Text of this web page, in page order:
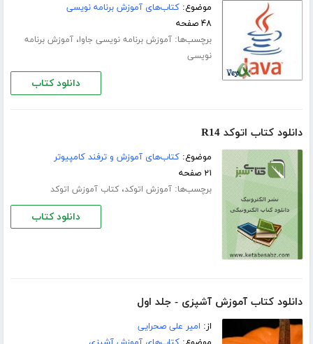
موضوع:کتاب‌های آموزش برنامه نویسی
۴۸ صفحه
برچسب‌ها:آموزش برنامه نویسی جاوا،آموزش برنامه
نویسی
دانلود کتاب
دانلود کتاب اتوکد R14
موضوع:کتاب‌های آموزش و ترفند کامپیوتر
۲۱ صفحه
برچسب‌ها:آموزش اتوکد،کتاب آموزش اتوکد
دانلود کتاب
دانلود کتاب آموزش آشپزی - جلد اول
از: امیر علی صحرایی